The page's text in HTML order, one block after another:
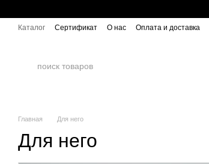
Каталог Сертификат О нас Оплата и доставка
Главная Для него
Для него